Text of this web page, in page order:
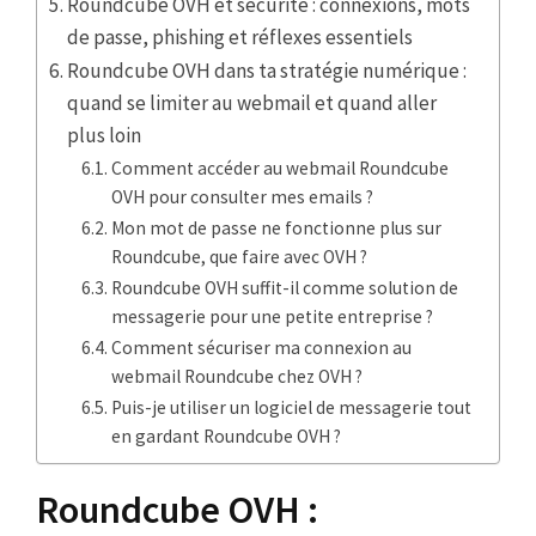
de passe, phishing et réflexes essentiels
Roundcube OVH dans ta stratégie numérique :
quand se limiter au webmail et quand aller
plus loin
Comment accéder au webmail Roundcube
OVH pour consulter mes emails ?
Mon mot de passe ne fonctionne plus sur
Roundcube, que faire avec OVH ?
Roundcube OVH suffit-il comme solution de
messagerie pour une petite entreprise ?
Comment sécuriser ma connexion au
webmail Roundcube chez OVH ?
Puis-je utiliser un logiciel de messagerie tout
en gardant Roundcube OVH ?
Roundcube OVH :